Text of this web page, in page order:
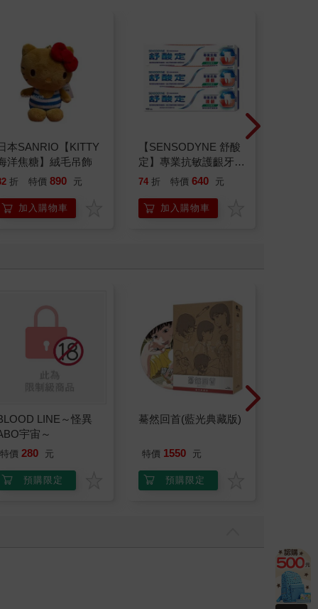
日本SANRIO【KITTY
洋焦糖】絨毛吊飾
折 特價 890 元
加入購物車
【SENSODYNE 舒酸
定】專業抗敏護齦牙
膏-沁涼薄荷100gx3入
74 折 特價 640 元
加入購物車
LINE～怪異
宇宙～
特價 280 元
預購限定
驀然回首(藍光典藏版)
特價 1550 元
預購限定